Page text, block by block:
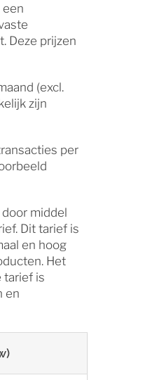
Deze prijzen
(excl.
zijn
per
middel
Dit tarief is
en hoog
Het
tarief is
en